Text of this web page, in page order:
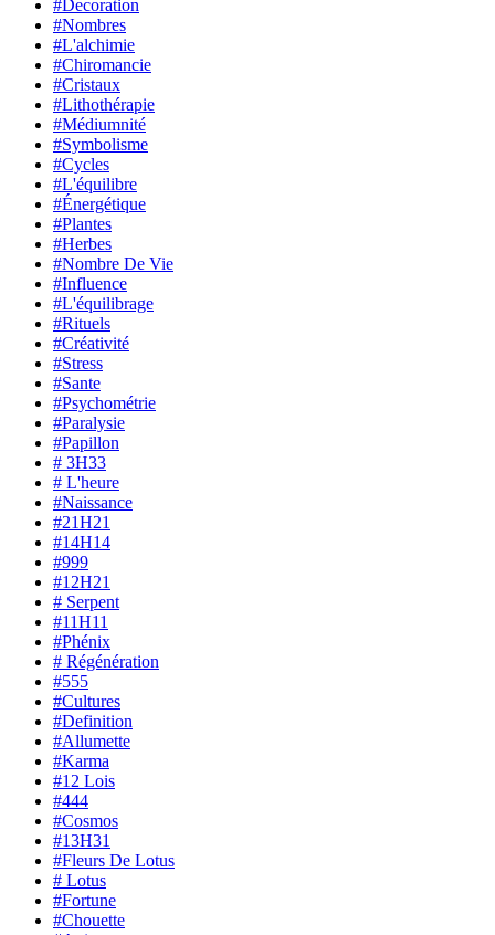
#Decoration
#Nombres
#L'alchimie
#Chiromancie
#Cristaux
#Lithothérapie
#Médiumnité
#Symbolisme
#Cycles
#L'équilibre
#Énergétique
#Plantes
#Herbes
#Nombre De Vie
#Influence
#L'équilibrage
#Rituels
#Créativité
#Stress
#Sante
#Psychométrie
#Paralysie
#Papillon
# 3H33
# L'heure
#Naissance
#21H21
#14H14
#999
#12H21
# Serpent
#11H11
#Phénix
# Régénération
#555
#Cultures
#Definition
#Allumette
#Karma
#12 Lois
#444
#Cosmos
#13H31
#Fleurs De Lotus
# Lotus
#Fortune
#Chouette